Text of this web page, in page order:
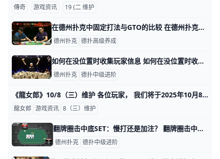
傳奇 游戏资讯 19 (二 维护
在德州扑克中固定打法与GTO的比较 在德州扑克中固定打法与GTO的比较 如需系统学习GTO，请点击查看德州扑克GTO视频课程：https://www.moshike.com/a/
德州扑克 德扑高级养成
如何在没位置时收集玩家信息 如何在没位置时收集玩家信息 为什么没位置时对抗差玩家并不是那么坏？ 作为无限注德州扑克的学习者，你首先学到的一件事就是在可能的情况下避免在没位置
德州扑克 德扑中级进阶
《龍女郎》10/8（三）维护 各位玩家， 我们将于2025年10月8日(三) 10:00 GMT+8 进行维护更新， 预计于12:00 GMT+8完成维护过程，请耐心等候。 期间玩家将无法登入及进行游
龍女郎 游戏资讯 8（三）维护
翻牌圈击中底SET：慢打还是加注？ 翻牌圈击中底SET：慢打还是加注？ 在5-10的常规桌中，UTG加注开池，一路弃牌到处于BTN位的你，你用5h5s跟注。大小盲都选择了弃牌，翻
德州扑克 德扑中级进阶